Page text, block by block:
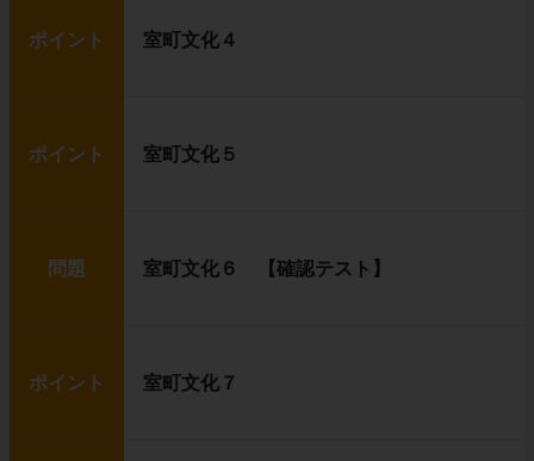
ポイント 室町文化４
ポイント 室町文化５
問題 室町文化６ 【確認テスト】
ポイント 室町文化７